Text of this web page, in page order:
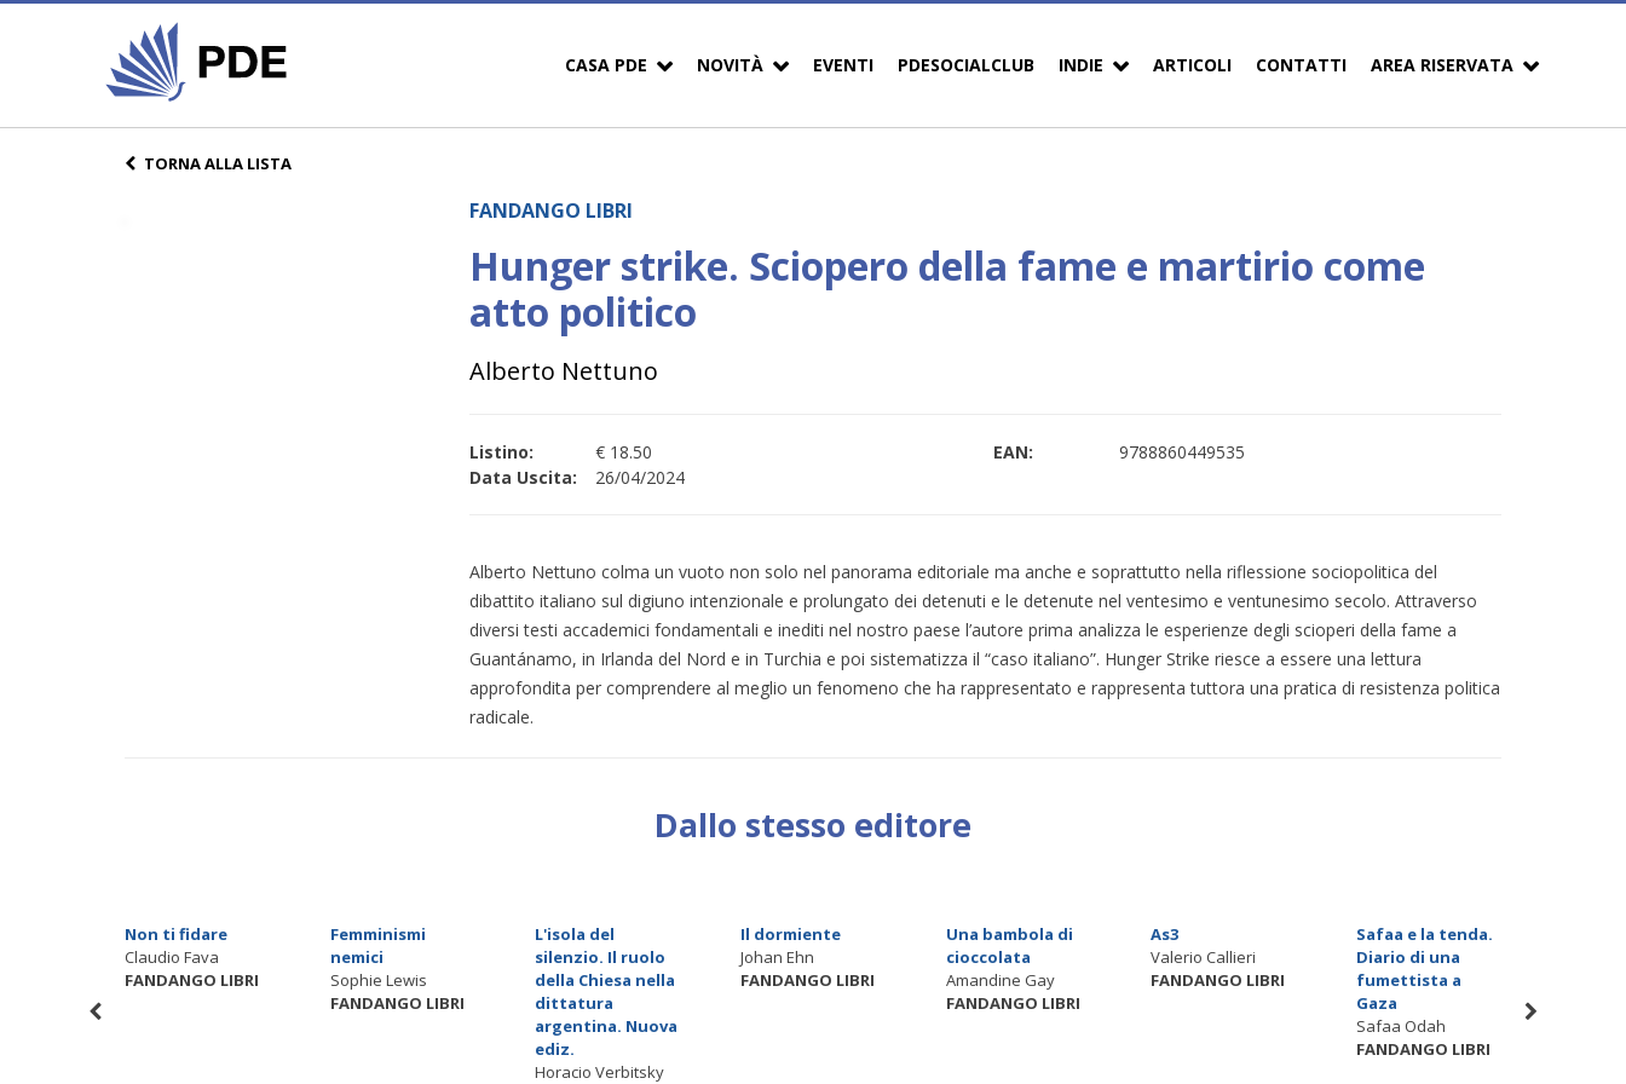
CASA PDE NOVITÀ EVENTI PDESOCIALCLUB INDIE ARTICOLI CONTATTI AREA RISERVATA
TORNA ALLA LISTA
FANDANGO LIBRI
Hunger strike. Sciopero della fame e martirio come
atto politico
Alberto Nettuno
Listino:
€ 18.50
Data Uscita:
26/04/2024
EAN: 9788860449535
Alberto Nettuno colma un vuoto non solo nel panorama editoriale ma anche e soprattutto nella riflessione sociopolitica del
dibattito italiano sul digiuno intenzionale e prolungato dei detenuti e le detenute nel ventesimo e ventunesimo secolo. Attraverso
diversi testi accademici fondamentali e inediti nel nostro paese l’autore prima analizza le esperienze degli scioperi della fame a
Guantánamo, in Irlanda del Nord e in Turchia e poi sistematizza il “caso italiano”. Hunger Strike riesce a essere una lettura
approfondita per comprendere al meglio un fenomeno che ha rappresentato e rappresenta tuttora una pratica di resistenza politica
radicale.
Dallo stesso editore
Non ti fidare
Claudio Fava
FANDANGO LIBRI
Femminismi
nemici
Sophie Lewis
FANDANGO LIBRI
L'isola del
silenzio. Il ruolo
della Chiesa nella
dittatura
argentina. Nuova
ediz.
Horacio Verbitsky
Il dormiente
Johan Ehn
FANDANGO LIBRI
Una bambola di
cioccolata
Amandine Gay
FANDANGO LIBRI
As3
Valerio Callieri
FANDANGO LIBRI
Safaa e la tenda.
Diario di una
fumettista a
Gaza
Safaa Odah
FANDANGO LIBRI